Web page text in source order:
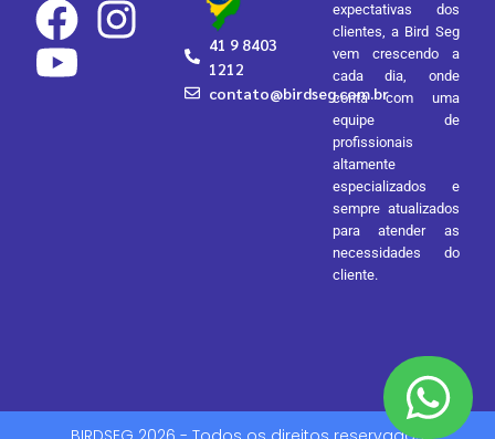
expectativas dos
clientes, a Bird Seg
vem crescendo a
cada dia, onde
conta com uma
equipe de
profissionais
altamente
especializados e
sempre atualizados
para atender as
necessidades do
cliente.
41 9 8403
1212
contato@birdseg.com.br